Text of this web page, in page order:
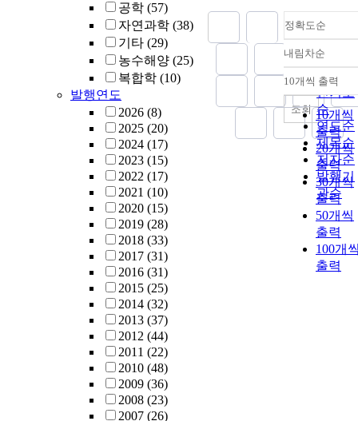
공학 (57)
자연과학 (38)
기타 (29)
농수해양 (25)
복합학 (10)
발행연도
2026 (8)
2025 (20)
2024 (17)
2023 (15)
2022 (17)
2021 (10)
2020 (15)
2019 (28)
2018 (33)
2017 (31)
2016 (31)
2015 (25)
2014 (32)
2013 (37)
2012 (44)
2011 (22)
2010 (48)
2009 (36)
2008 (23)
2007 (26)
정확도순
정확도
순
인기도
순
연도순
제목순
저자순
발행기
관순
내림차순
내림차
10개씩 출력
10개씩
출력
20개씩
출력
30개씩
출력
50개씩
출력
100개
출력
조회